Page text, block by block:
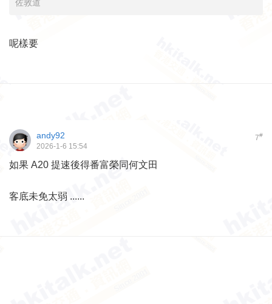
佐敦道
呢樣要
7#
andy92
2026-1-6 15:54
如果 A20 提速後得番富榮同何文田
客底未免太弱 ......